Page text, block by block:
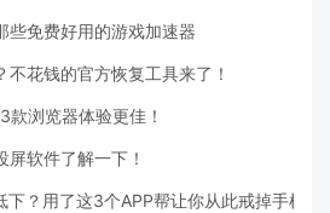
些免费好用的游戏加速器
不花钱的官方恢复工具来了！
款浏览器体验更佳！
屏软件了解一下！
？用了这3个APP帮让你从此戒掉手机！